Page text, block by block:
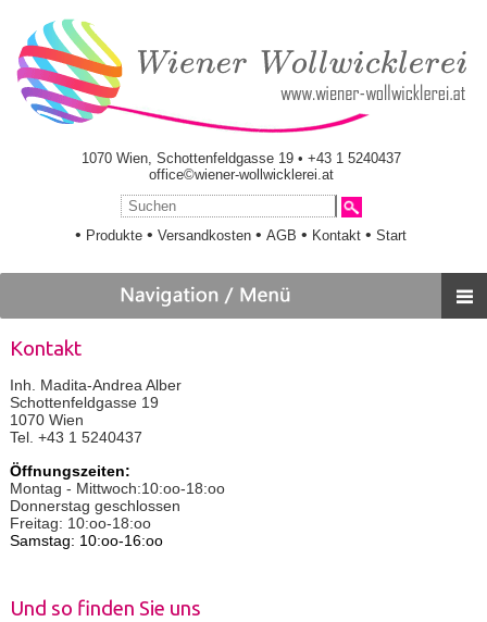
1070 Wien, Schottenfeldgasse 19 • +43 1 5240437
office©wiener-wollwicklerei.at
• Produkte •Versandkosten •AGB • Kontakt •Start
Kontakt
Inh. Madita-Andrea Alber
Schottenfeldgasse 19
1070 Wien
Tel. +43 1 5240437
Öffnungszeiten:
Montag - Mittwoch:10:oo-18:oo
Donnerstag geschlossen
Freitag: 10:oo-18:oo
Samstag: 10:oo-16:oo
Und so finden Sie uns